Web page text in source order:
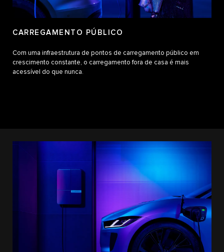
CARREGAMENTO PÚBLICO
Com uma infraestrutura de pontos de carregamento público em
crescimento constante, o carregamento fora de casa é mais
acessível do que nunca.